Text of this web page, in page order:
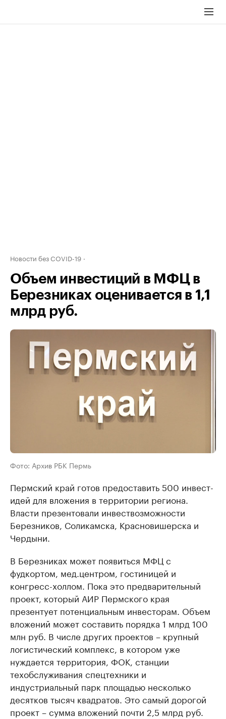
Новости без COVID-19
Объем инвестиций в МФЦ в
Березниках оценивается в 1,1
млрд руб.
Фото: Архив РБК Пермь
Пермский край готов предоставить 500 инвест-
идей для вложения в территории региона.
Власти презентовали инвествозможности
Березников, Соликамска, Красновишерска и
Чердыни.
В Березниках может появиться МФЦ с
фудкортом, мед.центром, гостиницей и
конгресс-холлом. Пока это предварительный
проект, который АИР Пермского края
презентует потенциальным инвесторам. Объем
вложений может составить порядка 1 млрд 100
млн руб. В числе других проектов – крупный
логистический комплекс, в котором уже
нуждается территория, ФОК, станции
техобслуживания спецтехники и
индустриальный парк площадью несколько
десятков тысяч квадратов. Это самый дорогой
проект – сумма вложений почти 2,5 млрд руб.